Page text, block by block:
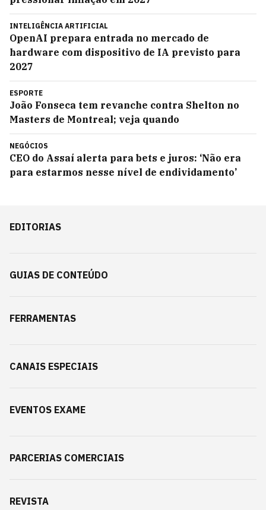
INTELIGÊNCIA ARTIFICIAL
OpenAI prepara entrada no mercado de
hardware com dispositivo de IA previsto para
2027
ESPORTE
João Fonseca tem revanche contra Shelton no
Masters de Montreal; veja quando
NEGÓCIOS
CEO do Assaí alerta para bets e juros: ‘Não era
para estarmos nesse nível de endividamento’
EDITORIAS
GUIAS DE CONTEÚDO
FERRAMENTAS
CANAIS ESPECIAIS
EVENTOS EXAME
PARCERIAS COMERCIAIS
REVISTA